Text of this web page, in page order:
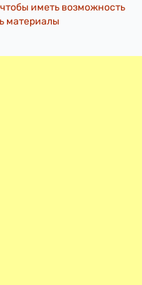
иметь возможность
материалы